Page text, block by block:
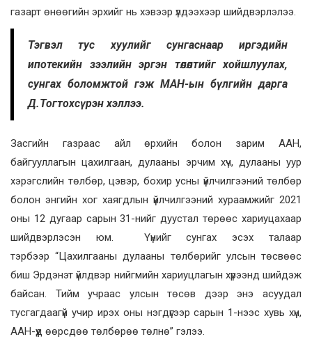
газарт өнөөгийн эрхийг нь хэвээр үлдээхээр шийдвэрлэлээ.
Тэгвэл тус хуулийг сунгаснаар иргэдийн
ипотекийн зээлийн эргэн төлөлтийг хойшлуулах,
сунгах боломжтой гэж МАН-ын бүлгийн дарга
Д.Тогтохсүрэн хэллээ.
Засгийн газраас айл өрхийн болон зарим ААН,
байгууллагын цахилгаан, дулааны эрчим хүч, дулааны уур
хэрэгслийн төлбөр, цэвэр, бохир усны үйлчилгээний төлбөр
болон энгийн хог хаягдлын үйлчилгээний хураамжийг 2021
оны 12 дугаар сарын 31-нийг дуустал төрөөс хариуцахаар
шийдвэрлэсэн юм. Үүнийг сунгах эсэх талаар
тэрбээр “Цахилгааны дулааны төлбөрийг улсын төсвөөс
биш Эрдэнэт үйлдвэр нийгмийн хариуцлагын хүрээнд шийдэж
байсан. Тийм учраас улсын төсөв дээр энэ асуудал
тусгагдаагүй учир ирэх оны нэгдүгээр сарын 1-нээс хувь хүн,
ААН-үүд өөрсдөө төлбөрөө төлнө” гэлээ.